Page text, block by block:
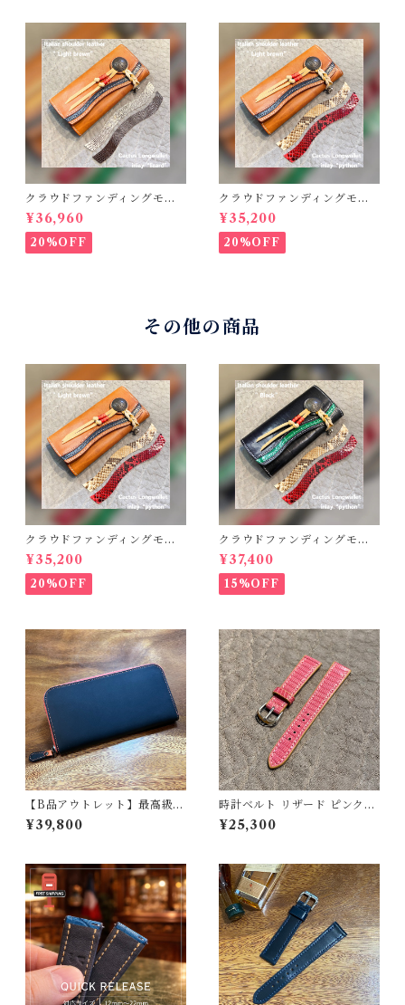
クラウドファンディングモデ
ル！Cactus・カクタス ロン
グウォレット（CWBL-03）
インレイ・リザード × イタリ
アンショルダーレザー コン
¥36,960
20%OFF
クラウドファンディングモデ
ル！Cactus・カクタス ロン
グウォレット（CWBL-03）
インレイ・パイソン × イタリ
アンショルダーレザー コン
¥35,200
20%OFF
その他の商品
クラウドファンディングモデ
ル！Cactus・カクタス ロン
グウォレット（CWBL-03）
インレイ・パイソン × イタリ
アンショルダーレザー コン
¥35,200
20%OFF
クラウドファンディングモデ
ル！Cactus・カクタス ロン
グウォレット（CWBL-03）
インレイ・パイソン × イタリ
アンショルダーレザー コン
¥37,400
15%OFF
【B品アウトレット】最高級オ
イルレザー ラウンドジップ長
財布 総貼り合わせ仕立て テン
¥39,800
時計ベルト リザード ピンク
18mm-14mm【スタンダー
ド】フルフラット型 腕時計
¥25,300